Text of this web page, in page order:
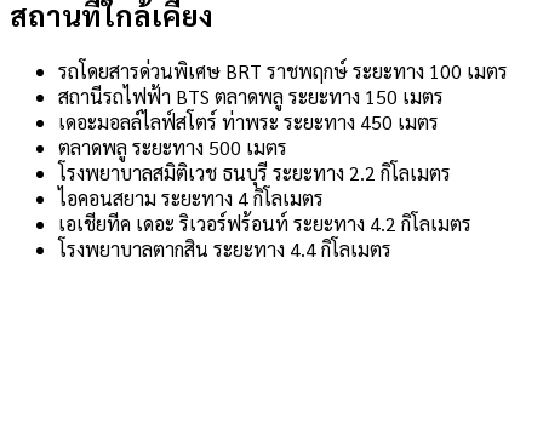
สถานที่ใกล้เคียง
รถโดยสารด่วนพิเศษ BRT ราชพฤกษ์ ระยะทาง 100 เมตร
สถานีรถไฟฟ้า BTS ตลาดพลู ระยะทาง 150 เมตร
เดอะมอลล์ไลฟ์สโตร์ ท่าพระ ระยะทาง 450 เมตร
ตลาดพลู ระยะทาง 500 เมตร
โรงพยาบาลสมิติเวช ธนบุรี ระยะทาง 2.2 กิโลเมตร
ไอคอนสยาม ระยะทาง 4 กิโลเมตร
เอเชียทีค เดอะ ริเวอร์ฟร้อนท์ ระยะทาง 4.2 กิโลเมตร
โรงพยาบาลตากสิน ระยะทาง 4.4 กิโลเมตร